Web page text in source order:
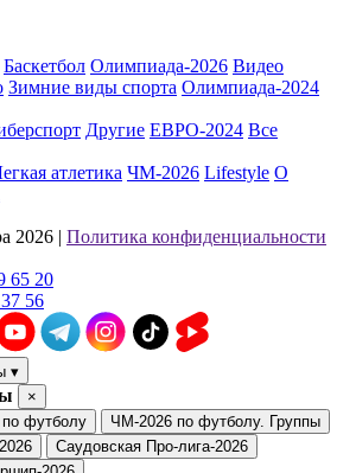
Баскетбол Олимпиада-2026 Видео
Зимние виды спорта Олимпиада-2024
Другие ЕВРО-2024 Все
атлетика ЧМ-2026 Lifestyle О
2026 | Политика конфиденциальности
65 20
56
▾
×
футболу
ЧМ-2026 по футболу. Группы
Саудовская Про-лига-2026